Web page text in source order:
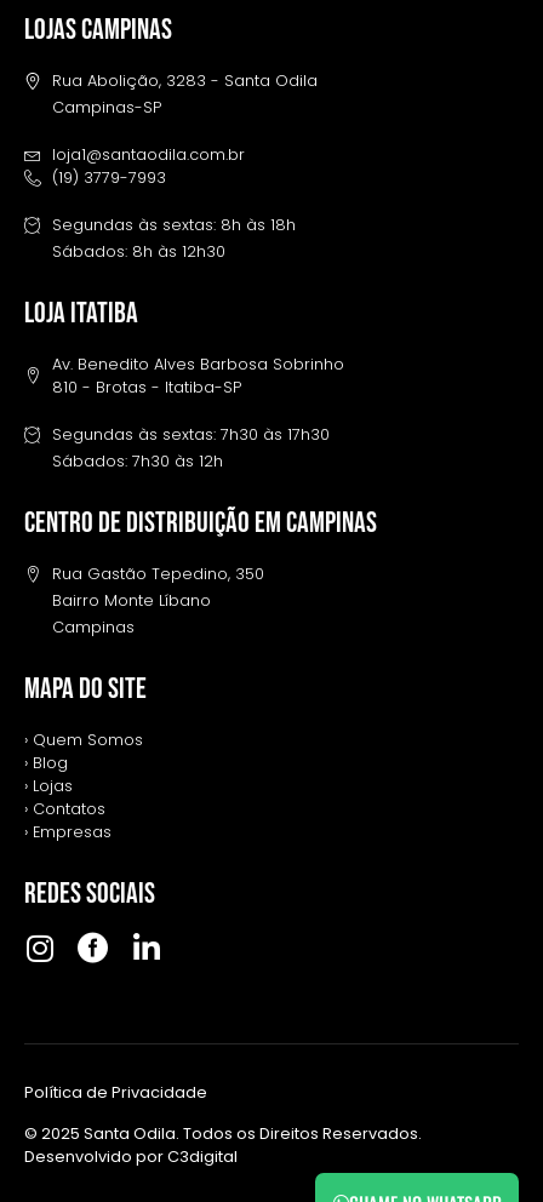
LOJAS CAMPINAS
Rua Abolição, 3283 - Santa Odila
Campinas-SP
loja1@santaodila.com.br
(19) 3779-7993
Segundas às sextas: 8h às 18h
Sábados: 8h às 12h30
LOJA ITATIBA
Av. Benedito Alves Barbosa Sobrinho
810 - Brotas - Itatiba-SP
Segundas às sextas: 7h30 às 17h30
Sábados: 7h30 às 12h
Centro de distribuição em campinas
Rua Gastão Tepedino, 350
Bairro Monte Líbano
Campinas
MAPA DO SITE
› Quem Somos
› Blog
› Lojas
› Contatos
› Empresas
REDES SOCIAIS
Política de Privacidade
© 2025 Santa Odila. Todos os Direitos Reservados.
Desenvolvido porC3digital